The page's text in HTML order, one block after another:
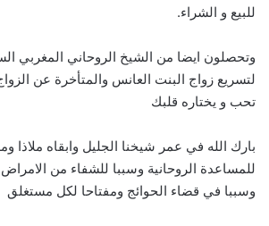
للبيع و الشراء.
وتحصلون ايضا من الشيخ الروحاني المغربي
لتسريع زواج البنت العانس والمتأخرة عن
تحب و يختاره قلبك
بارك الله في عمر شيخنا الجليل وابقاه ملاذا
للمساعدة الروحانية وسببا للشفاء من
وسببا في قضاء الحوائج ومفتاحا لكل مستغلق